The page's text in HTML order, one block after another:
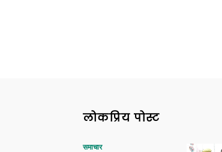
लोकप्रिय पोस्ट
समाचार